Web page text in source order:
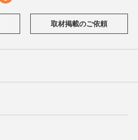
取材掲載のご依頼